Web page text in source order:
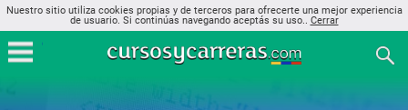
Nuestro sitio utiliza cookies propias y de terceros para ofrecerte una mejor experiencia
de usuario. Si continúas navegando aceptás su uso.. Cerrar